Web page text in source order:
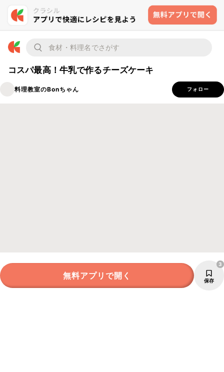
コスパ最高！牛乳で作るチーズケーキ
料理教室のBonちゃん フォロー
無料アプリで開く 保存
3